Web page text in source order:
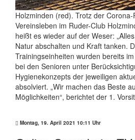
Holzminden (red). Trotz der
Vereinsleben im Ruder-Club
heißt es wieder auf der Weser:
Natur abschalten und Kraft tanken.
Trainingseinheiten wurden bereits
bei den Senioren unter
Hygienekonzepts der jeweiligen
absolviert. „Wir machen das Beste
Möglichkeiten“, berichtet der 1.
Montag, 19. April 2021 10:11 Uhr